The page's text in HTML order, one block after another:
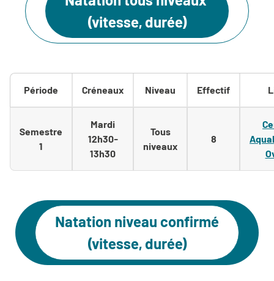
(vitesse, durée)
Période Créneaux Niveau Effectif
Semestre
1
Mardi
12h30-
13h30
Tous
niveaux
8
Natation niveau confirmé
(vitesse, durée)